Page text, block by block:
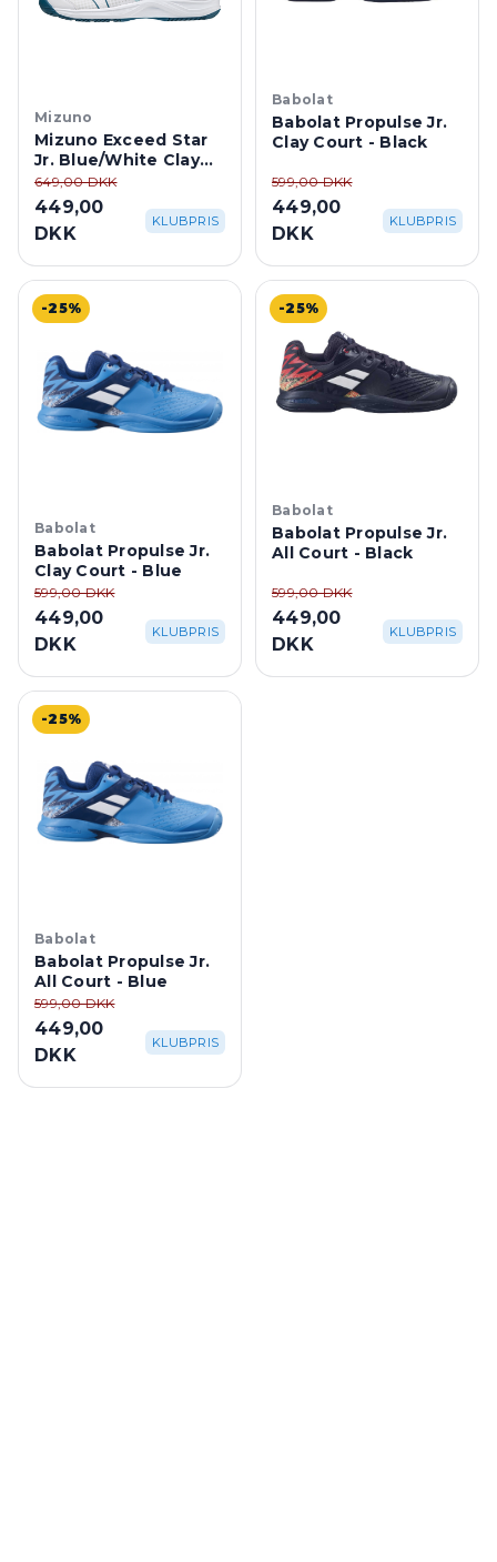
Mizuno
Mizuno Exceed Star
Jr. Blue/White Clay
Court
649,00 DKK
449,00
DKK
KLUBPRIS
Babolat
Babolat Propulse Jr.
Clay Court - Black
599,00 DKK
449,00
DKK
KLUBPRIS
-25%
Babolat
Babolat Propulse Jr.
Clay Court - Blue
599,00 DKK
449,00
DKK
KLUBPRIS
-25%
Babolat
Babolat Propulse Jr.
All Court - Black
599,00 DKK
449,00
DKK
KLUBPRIS
-25%
Babolat
Babolat Propulse Jr.
All Court - Blue
599,00 DKK
449,00
DKK
KLUBPRIS